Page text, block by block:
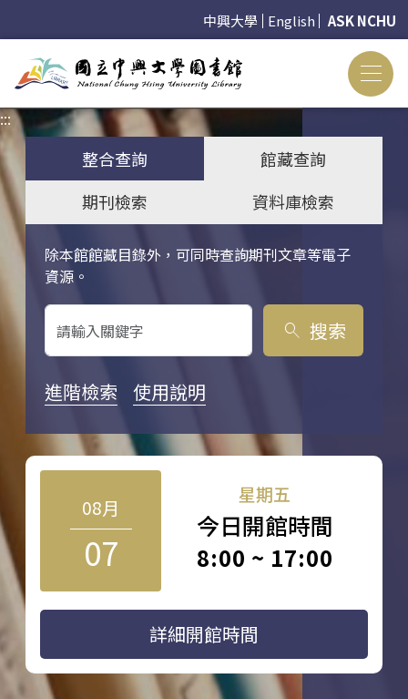
中興大學 English ASK NCHU
:::
整合查詢
館藏查詢
期刊檢索
資料庫檢索
除本館館藏目錄外，可同時查詢期刊文章等電子
資源。
關鍵字搜尋
search 搜索
進階檢索 使用說明
08月
07
星期五
今日開館時間
8:00 ~ 17:00
詳細開館時間